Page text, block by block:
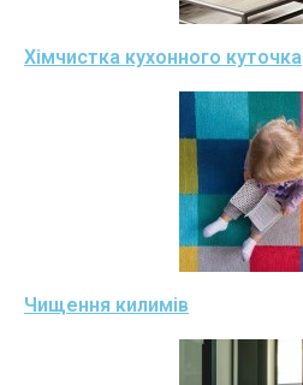
Хімчистка кухонного куточка
Чищення килимів